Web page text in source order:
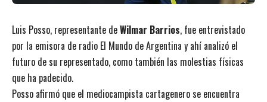
Luis Posso, representante deWilmar Barrios, fue entrevistado
por la emisora de radio El Mundo de Argentina y ahí analizó el
futuro de su representado, como también las molestias físicas
que ha padecido.
Posso afirmó que el mediocampista cartagenero se encuentra